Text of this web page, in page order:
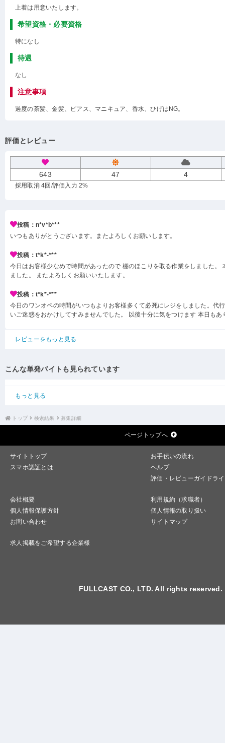
上着は用意いたします。
希望資格・必要資格
特になし
待遇
なし
注意事項
過度の茶髪、金髪、ピアス、マニキュア、香水、ひげはNG。
評価とレビュー
643 47 4
採用取消 4回 /評価入力 2%
投稿：n*v*b***
いつもありがとうございます。またよろしくお願いします。
投稿：t*k*-***
今日はお客様少なめで時間があったので 棚のほこりを取る作業をしました。
ました。 またよろしくお願いいたします。
投稿：t*k*-***
今日のワンオペの時間がいつもよりお客様多くて必死にレジをしました。代
いご迷惑をおかけしてすみませんでした。 以後十分に気をつけます 本日も
レビューをもっと見る
こんな単発バイトも見られています
もっと見る
トップ 検索結果 募集詳細
ページトップへ
サイトトップ
お手伝いの流れ
スマホ認証とは
ヘルプ
評価・レビューガイドラ
会社概要
利用規約（求職者）
個人情報保護方針
個人情報の取り扱い
お問い合わせ
サイトマップ
求人掲載をご希望する企業様
FULLCAST CO., LTD. All rights reserved.